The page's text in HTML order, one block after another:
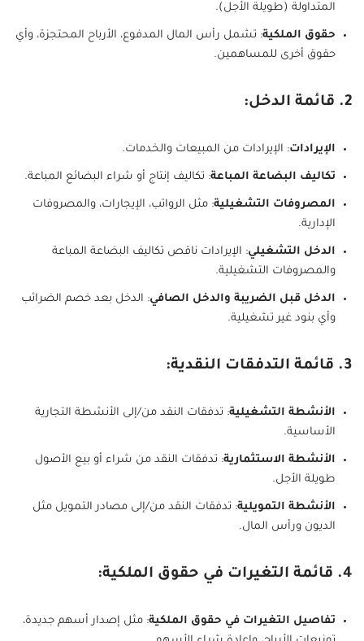
المتداولة (طويلة الأجل).
حقوق الملكية: تشمل رأس المال المدفوع، الأرباح المحتجزة، وأي
حقوق أخرى للمساهمين.
2. قائمة الدخل:
الإيرادات: الإيرادات من المبيعات والخدمات.
تكاليف البضاعة المباعة: تكاليف إنتاج أو شراء البضائع المباعة.
المصروفات التشغيلية: مثل الرواتب، الإيجارات، والمصروفات
الإدارية.
الدخل التشغيلي: الإيرادات ناقص تكاليف البضاعة المباعة
والمصروفات التشغيلية.
الدخل قبل الضريبة والدخل الصافي: الدخل بعد خصم الضرائب
وأي بنود غير تشغيلية.
3. قائمة التدفقات النقدية:
الأنشطة التشغيلية: تدفقات النقد من/إلى الأنشطة التجارية
الأساسية.
الأنشطة الاستثمارية: تدفقات النقد من شراء أو بيع الأصول
طويلة الأجل.
الأنشطة التمويلية: تدفقات النقد من/إلى مصادر التمويل مثل
الديون ورأس المال.
4. قائمة التغيرات في حقوق الملكية:
تفاصيل التغيرات في حقوق الملكية: مثل إصدار أسهم جديدة،